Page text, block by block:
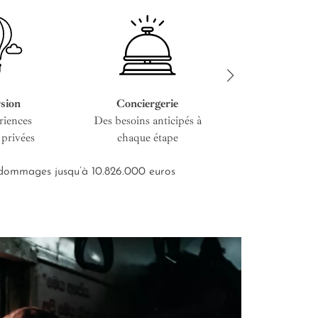
Conciergerie
Des besoins anticipés à
chaque étape
jusqu’à 10.826.000 euros